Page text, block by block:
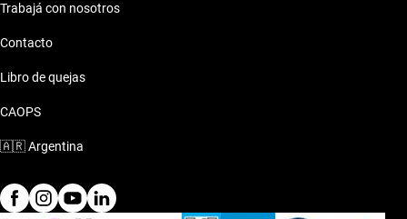
Trabajá con nosotros
Contacto
Libro de quejas
CAOPS
🇦🇷Argentina